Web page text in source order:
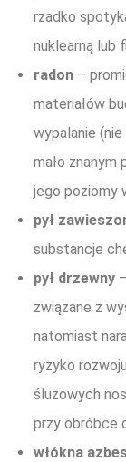
rzadko
nuklearną lub
radon –
materiałów
wypalanie
mało znanym
jego poziomy
pył
substancje
pył drzewny
związane z
natomiast
ryzyko
śluzowych
przy obróbce
włókna